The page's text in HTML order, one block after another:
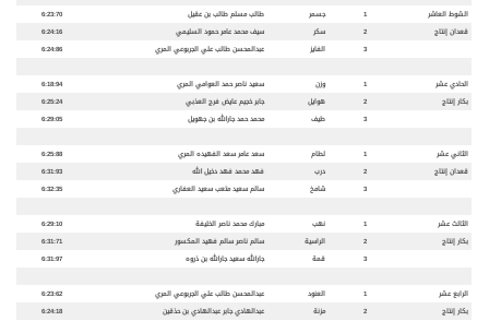
الشوط العاشر 1 جسمر طالب مسلم طالب بن عقيل
6:23:70
قعدان إنتاج
2 سكر سيف محمد عامر حمود السليمي
6:24:16
3
الفايز عبدالمحسن طالب علي الجربوعي المري 6:24:86
الحادي عشر 1 وزن سعيد ناصر حمد العوامي المري
6:18:94
بكار إنتاج
2 هوايل جابر خجيم عايض فرج العذبي
6:25:24
3
طيف محمد حمد جارالله بن جهويل 6:29:05
الثاني عشر 1 لطام سعد عامر سعد الفهيده المري
6:25:88
قعدان إنتاج
2 درب فهد محمد فهد دخيل الله
6:31:93
3
شامخ سالم سعيد متعب سعيد العفاري 6:32:35
الثالث عشر 1 نهب مبارك محمد ناصر الخليفة
6:29:10
بكار إنتاج
2 الراسية سالم ناصر سالم فهيد المكسور
6:31:71
3
قمة جارالله سعيد جارالله بن ذروه 6:31:97
الرابع عشر 1 العنود عبدالمحسن طالب علي الجربوعي المري
6:23:62
بكار إنتاج
2 مزنة عبدالهادي جابر عبدالهادي بن حذقين
6:24:18